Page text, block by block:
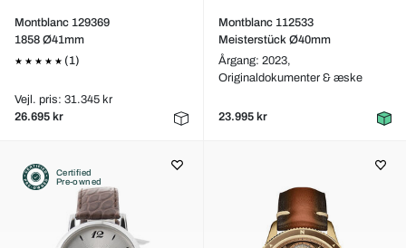
Montblanc 129369
1858 Ø41mm
(1)
Vejl. pris: 31.345 kr
26.695 kr
Montblanc 112533
Meisterstück Ø40mm
Årgang: 2023,
Originaldokumenter & æske
23.995 kr
Certified
Pre-owned